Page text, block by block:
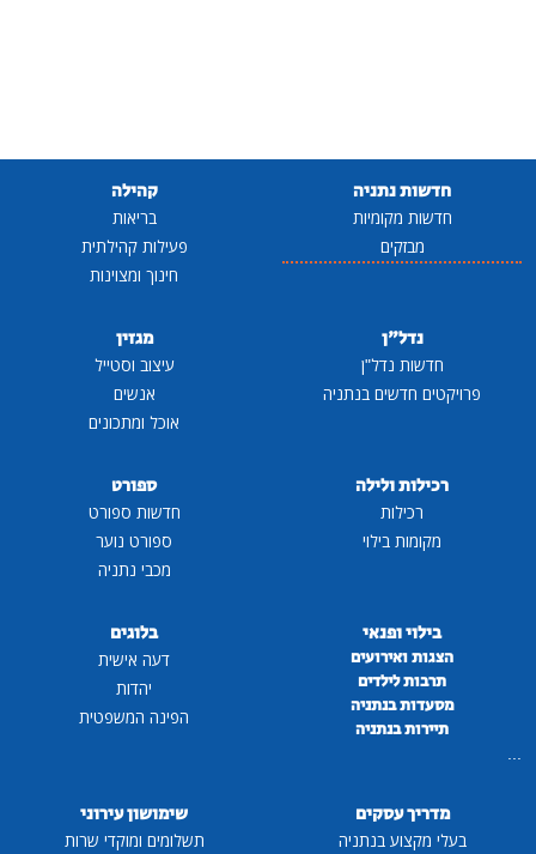
חדשות נתניה
חדשות מקומיות
מבזקים
קהילה
בריאות
פעילות קהילתית
חינוך ומצוינות
נדל"ן
חדשות נדל"ן
פרויקטים חדשים בנתניה
מגזין
עיצוב וסטייל
אנשים
אוכל ומתכונים
רכילות ולילה
רכילות
מקומות בילוי
ספורט
חדשות ספורט
ספורט נוער
מכבי נתניה
בילוי ופנאי
הצגות ואירועים
תרבות לילדים
מסעדות בנתניה
תיירות בנתניה
...
בלוגים
דעה אישית
יהדות
הפינה המשפטית
מדריך עסקים
בעלי מקצוע בנתניה
שימושון עירוני
תשלומים ומוקדי שרות